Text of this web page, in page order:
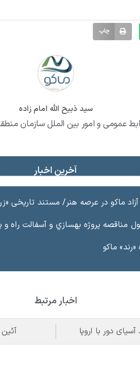
چاپ
سید ذبیح الله امام زاده
عمومی و امور بین الملل سازمان
آخرین اخبار
ماکو در عرصه هنر/ مستند تاریخی «زری
پروژه بهسازي و آسفالت راه و پاركينگ
ماکو
اخبار مرتبط
دور با اروپا